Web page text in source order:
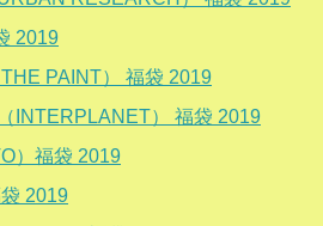
2019
PAINT） 福袋 2019
INTERPLANET） 福袋 2019
）福袋 2019
2019